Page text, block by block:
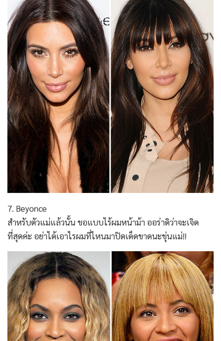
7. Beyonce
สำหรับตัวแม่แล้วนั้น ขอแบบไร้ผมหน้าม้า ออร่าดิว่าจะเจิด
ที่สุดค่ะ อย่าได้เอาไรผมที่ไหนมาปิดเด็ดขาดนะขุ่นแม่!!